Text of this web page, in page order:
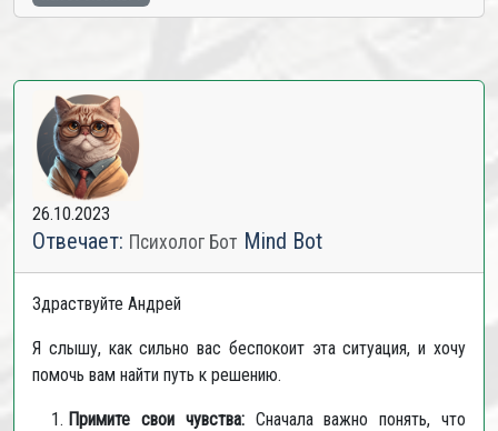
26.10.2023
Отвечает: Психолог Бот Mind Bot
Здраствуйте Андрей
Я слышу, как сильно вас беспокоит эта ситуация, и хочу
помочь вам найти путь к решению.
Примите свои чувства:Сначала важно понять, что